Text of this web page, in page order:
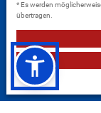
* Es werden
übertragen.